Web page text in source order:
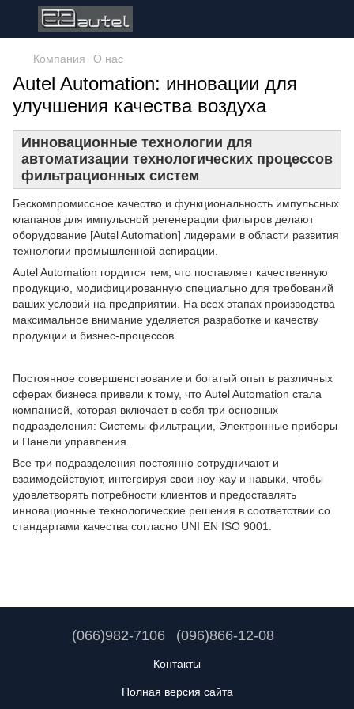
Компания О нас
Autel Automation: инновации для
улучшения качества воздуха
Инновационные технологии для
автоматизации технологических процессов
фильтрационных систем
Бескомпромиссное качество и функциональность импульсных
клапанов для импульсной регенерации фильтров делают
оборудование [Autel Automation] лидерами в области развития
технологии промышленной аспирации.
Autel Automation гордится тем, что поставляет качественную
продукцию, модифицированную специально для требований
ваших условий на предприятии. На всех этапах производства
максимальное внимание уделяется разработке и качеству
продукции и бизнес-процессов.
Постоянное совершенствование и богатый опыт в различных
сферах бизнеса привели к тому, что Autel Automation стала
компанией, которая включает в себя три основных
подразделения: Системы фильтрации, Электронные приборы
и Панели управления.
Все три подразделения постоянно сотрудничают и
взаимодействуют, интегрируя свои ноу-хау и навыки, чтобы
удовлетворять потребности клиентов и предоставлять
инновационные технологические решения в соответствии со
стандартами качества согласно UNI EN ISO 9001.
(066)982-7106 (096)866-12-08
Контакты
Полная версия сайта